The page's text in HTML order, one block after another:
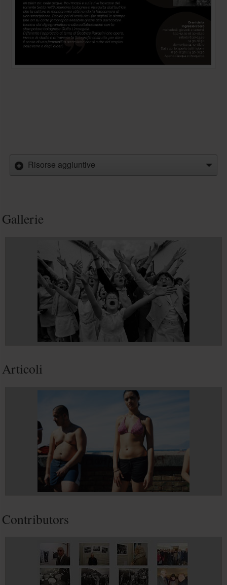
Risorse aggiuntive
Gallerie
Articoli
Contributors